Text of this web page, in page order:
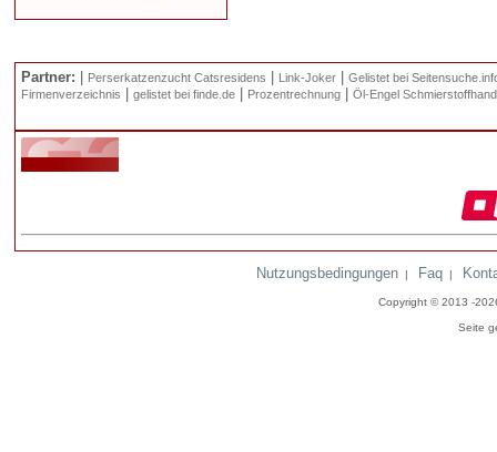
Partner: Perserkatzenzucht Catsresidens Link-Joker
Gelistet bei
Firmenverzeichnis
gelistet bei finde.de Prozentrechnung Öl-Engel
Nutzungsbedingungen | Faq |
Copyright © 2013 -
Seite